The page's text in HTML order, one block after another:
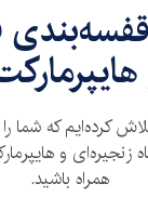
کرده‌ایم که شما
و
همراه باشید.